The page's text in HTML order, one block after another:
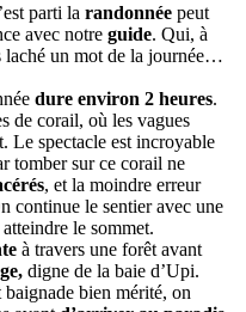
parti la randonnée peut
avec notre guide. Qui, à
laché un mot de la journée…
dure environ 2 heures.
de corail, où les vagues
Le spectacle est incroyable
tomber sur ce corail ne
, et la moindre erreur
continue le sentier avec une
le sommet.
à travers une forêt avant
digne de la baie d’Upi.
bien mérité, on